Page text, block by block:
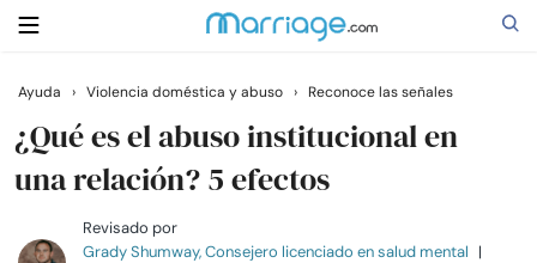
Buscar
Casarse
Ayuda › Violencia doméstica y abuso › Reconoce las señales
¿Qué es el abuso institucional en
una relación? 5 efectos
Revisado por
Grady Shumway, Consejero licenciado en salud mental |